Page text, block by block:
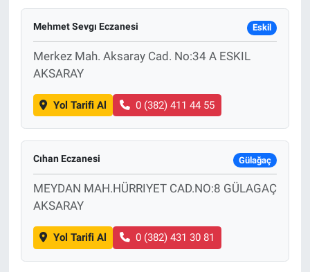
Mehmet Sevgı Eczanesi Eskil
Merkez Mah. Aksaray Cad. No:34 A ESKIL
AKSARAY
Yol Tarifi Al 0 (382) 411 44 55
Cıhan Eczanesi Gülağaç
MEYDAN MAH.HÜRRIYET CAD.NO:8 GÜLAGAÇ
AKSARAY
Yol Tarifi Al 0 (382) 431 30 81